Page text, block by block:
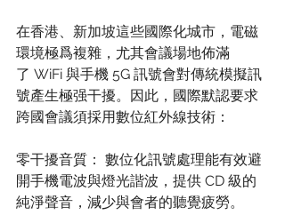
在香港、新加坡這些國際化城市，電磁
環境極爲複雜，尤其會議場地佈滿
了 WiFi 與手機 5G 訊號會對傳統模擬訊
號產生極强干擾。因此，國際默認要求
跨國會議須採用數位紅外線技術：
零干擾音質： 數位化訊號處理能有效避
開手機電波與燈光諧波，提供 CD 級的
純淨聲音，減少與會者的聽覺疲勞。